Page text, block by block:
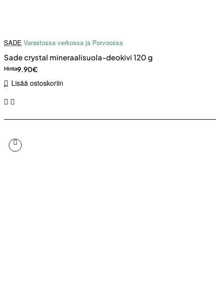
SADE Varastossa verkossa ja Porvoossa
Sade crystal mineraalisuola-deokivi 120 g
Hinta9.90€
Lisää ostoskoriin